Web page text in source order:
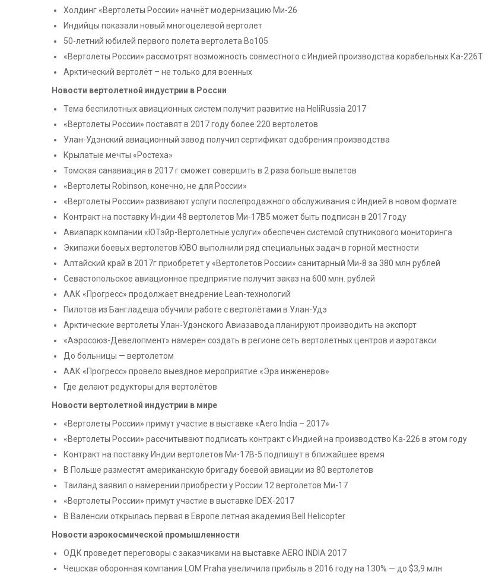
Холдинг «Вертолеты России» начнёт модернизацию Ми-26
Индийцы показали новый многоцелевой вертолет
50-летний юбилей первого полета вертолета Bo105
«Вертолеты России» рассмотрят возможность совместного с Индией производства корабельных Ка-226Т
Арктический вертолёт – не только для военных
Новости вертолетной индустрии в России
Тема беспилотных авиационных систем получит развитие на HeliRussia 2017
«Вертолеты России» поставят в 2017 году более 220 вертолетов
Улан-Удэнский авиационный завод получил сертификат одобрения производства
Крылатые мечты «Ростеха»
Томская санавиация в 2017 г сможет совершить в 2 раза больше вылетов
«Вертолеты Robinson, конечно, не для России»
«Вертолеты России» развивают услуги послепродажного обслуживания с Индией в новом формате
Контракт на поставку Индии 48 вертолетов Ми-17В5 может быть подписан в 2017 году
Авиапарк компании «ЮТэйр-Вертолетные услуги» обеспечен системой спутникового мониторинга
Экипажи боевых вертолетов ЮВО выполнили ряд специальных задач в горной местности
Алтайский край в 2017г приобретет у «Вертолетов России» санитарный Ми-8 за 380 млн рублей
Севастопольское авиационное предприятие получит заказ на 600 млн. рублей
ААК «Прогресс» продолжает внедрение Lean-технологий
Пилотов из Бангладеша обучили работе с вертолётами в Улан-Удэ
Арктические вертолеты Улан-Удэнского Авиазавода планируют производить на экспорт
«Аэросоюз-Девелопмент» намерен создать в регионе сеть вертолетных центров и аэротакси
До больницы — вертолетом
ААК «Прогресс» провело выездное мероприятие «Эра инженеров»
Где делают редукторы для вертолётов
Новости вертолетной индустрии в мире
«Вертолеты России» примут участие в выставке «Aero India – 2017»
«Вертолеты России» рассчитывают подписать контракт с Индией на производство Ка-226 в этом году
Контракт на поставку Индии вертолетов Ми-17В-5 подпишут в ближайшее время
В Польше разместят американскую бригаду боевой авиации из 80 вертолетов
Таиланд заявил о намерении приобрести у России 12 вертолетов Ми-17
«Вертолеты России» примут участие в выставке IDEX-2017
В Валенсии открылась первая в Европе летная академия Bell Helicopter
Новости аэрокосмической промышленности
ОДК проведет переговоры с заказчиками на выставке AERO INDIA 2017
Чешская оборонная компания LOM Praha увеличила прибыль в 2016 году на 130% — до $3,9 млн